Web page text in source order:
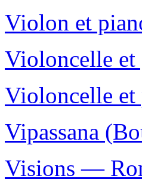
Violon et
Violoncelle
Violoncelle et
Vipassana
Visions —